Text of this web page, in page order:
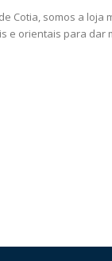
Cotia, somos a loja
e orientais para dar